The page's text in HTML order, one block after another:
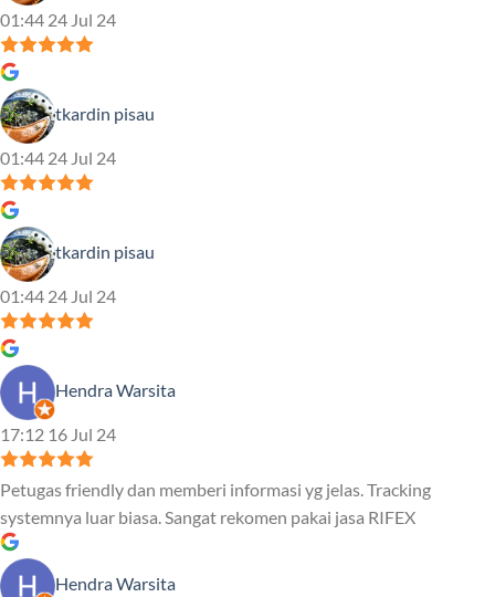
01:44 24 Jul 24
tkardin pisau
01:44 24 Jul 24
tkardin pisau
01:44 24 Jul 24
Hendra Warsita
17:12 16 Jul 24
Petugas friendly dan memberi informasi yg jelas. Tracking
systemnya luar biasa. Sangat rekomen pakai jasa RIFEX
Hendra Warsita